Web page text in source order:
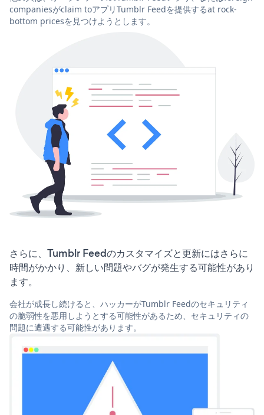
companiesがclaim toアプリTumblr Feedを提供するat rock-
bottom pricesを見つけようとします。
さらに、Tumblr Feedのカスタマイズと更新にはさらに
時間がかかり、新しい問題やバグが発生する可能性があり
ます。
会社が成長し続けると、ハッカーがTumblr Feedのセキュリティ
の脆弱性を悪用しようとする可能性があるため、セキュリティの
問題に遭遇する可能性があります。